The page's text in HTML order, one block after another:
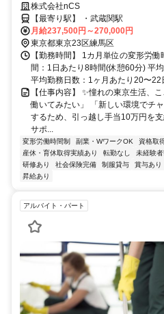
完全週休2日制■年間休日120日■キャリ
株式会社nCS
【最寄り駅】 ・武蔵関駅
月給237,500円～270,000円
東京都東京23区練馬区
【勤務時間】 1カ月単位の変形労
間：1日あたり8時間(休憩60分) 平
平均勤務日数：1ヶ月あたり20〜22
【仕事内容】 ✨️憧れの東京生活、
働いてみたい」 「新しい環境でチ
するため、引っ越し手当10万円を
サポ...
変形労働時間制 副業・WワークOK 資格取
産休・育休取得実績あり
転勤なし 未経験
研修あり
社会保険完備 制服貸与 賞与あり
昇給あり
アルバイト・パート